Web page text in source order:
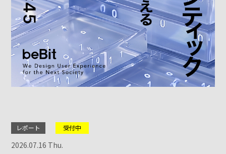
レポート 受付中
2026.07.16 Thu.